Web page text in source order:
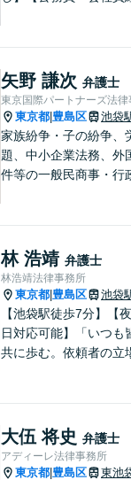
産、離婚、労働、借金
ルならお任せください
業側にも対応】【池袋
矢野 謙次 弁護士
東京国際パートナーズ法律
東京都 豊島区 池袋
家族紛争・子の紛争、
題、中小企業法務、外
件等の一般民商事・行
林 浩靖 弁護士
林浩靖法律事務所
東京都 豊島区 池袋
【池袋駅徒歩7分】【
日対応可能】「いつも
共に歩む。依頼者の立
務など幅広く対応可能
域に根ざした弁護士】
の立場から最適の解決
大伍 将史 弁護士
アディーレ法律事務所
東京都 豊島区 東池